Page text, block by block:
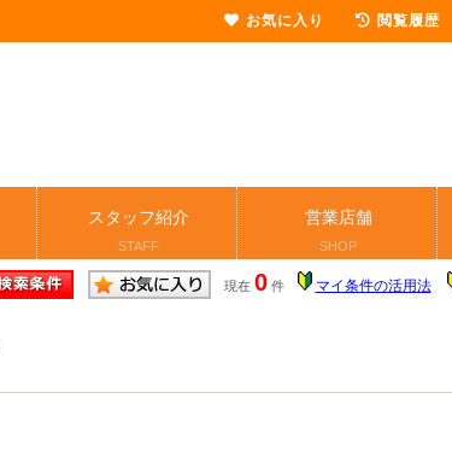
スタッフ紹介
STAFF
営業店舗
SHOP
現在 0 件 マイ条件の活用法
お気に入り 閲覧履歴